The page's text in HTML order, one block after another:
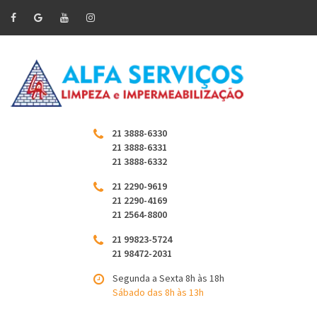
21 3888-6330
21 3888-6331
21 3888-6332
21 2290-9619
21 2290-4169
21 2564-8800
21 99823-5724
21 98472-2031
Segunda a Sexta 8h às 18h
Sábado das 8h às 13h